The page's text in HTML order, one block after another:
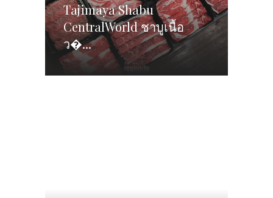
Tajimaya Shabu
CentralWorld ชาบูเนื้อ
ว�...